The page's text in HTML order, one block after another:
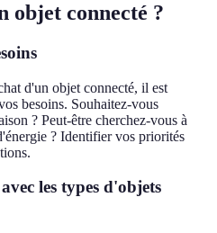
objet connecté ?
d'un objet connecté, il est
besoins. Souhaitez-vous
? Peut-être cherchez-vous à
? Identifier vos priorités
les types d'objets